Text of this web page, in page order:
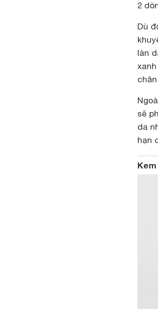
2
Dù
làn
sẽ
da
hạn